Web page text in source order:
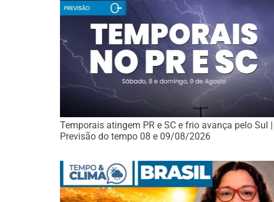
Temporais atingem PR e SC e frio avança pelo Sul |
Previsão do tempo 08 e 09/08/2026